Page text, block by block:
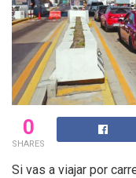
0
SHARES
Si vas a viajar por